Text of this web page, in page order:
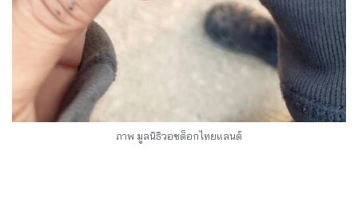
ภาพ มูลนิธิวอชด็อกไทยแลนด์